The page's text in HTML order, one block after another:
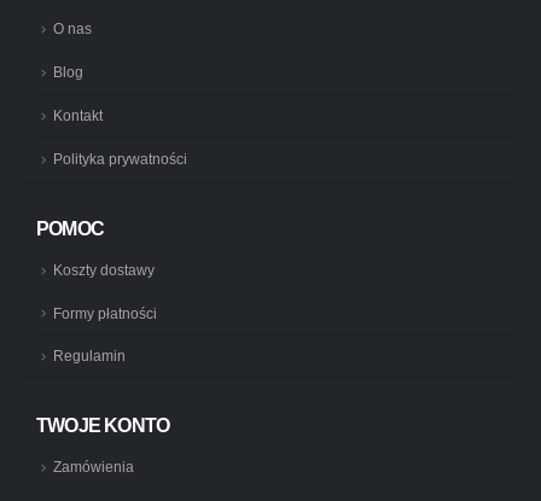
O nas
Blog
Kontakt
Polityka prywatności
POMOC
Koszty dostawy
Formy płatności
Regulamin
TWOJE KONTO
Zamówienia